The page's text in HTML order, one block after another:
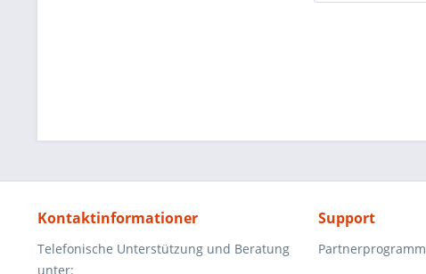
Kontaktinformationer
Telefonische Unterstützung und Beratung
unter:
Support
Partnerprogramm